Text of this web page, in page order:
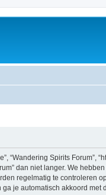
“Wandering Spirits
dan niet langer. We
regelmatig te
ga je automatisch akkoord